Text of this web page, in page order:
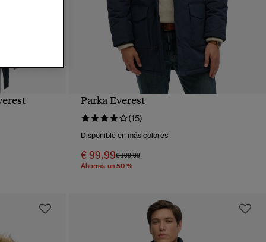
Parka Everest
(15)
Disponible en más colores
€ 99,99Precio rebajado de
€ 199,99a
Ahorras un 50 %